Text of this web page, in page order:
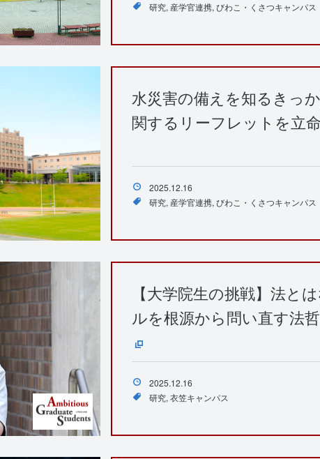
研究 産学官連携 びわこ・くさつキャンパス
水災害の備えを知るきっ
関するリーフレットを立
2025.12.16
研究 産学官連携 びわこ・くさつキャンパス
【大学院生の挑戦】法
ルを根源から問い直す
2025.12.16
研究 衣笠キャンパス